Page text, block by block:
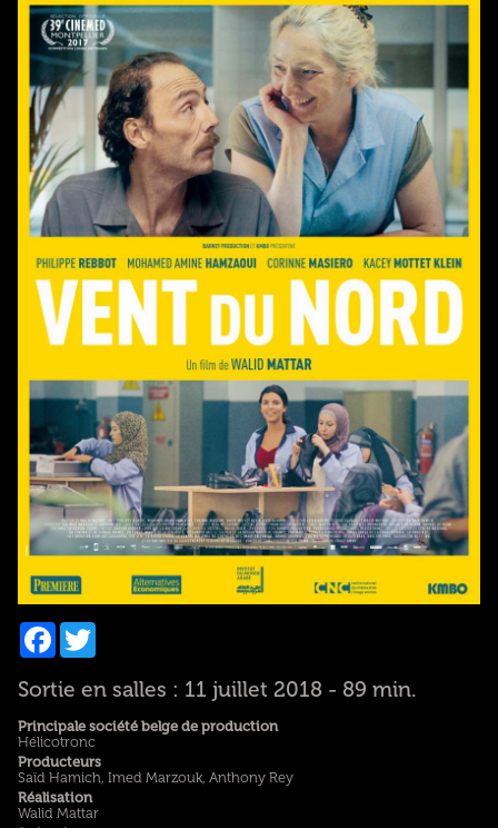
Facebook
Twitter
Sortie en salles : 11 juillet 2018 - 89 min.
Principale société belge de production
Hélicotronc
Producteurs
Saïd Hamich, Imed Marzouk, Anthony Rey
Réalisation
Walid Mattar